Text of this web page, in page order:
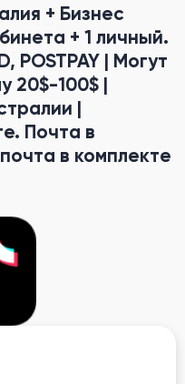
+ Бизнес
+ 1 личный.
POSTPAY | Могут
20$-100$ |
|
Почта в
в комплекте